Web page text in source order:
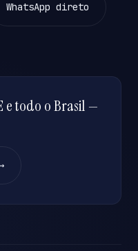
WhatsApp direto
e todo o Brasil —